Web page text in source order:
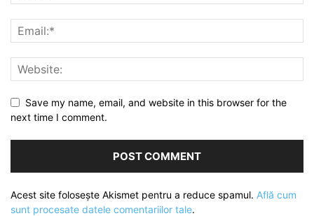
Save my name, email, and website in this browser for the
next time I comment.
Acest site folosește Akismet pentru a reduce spamul. Află cum
sunt procesate datele comentariilor tale.